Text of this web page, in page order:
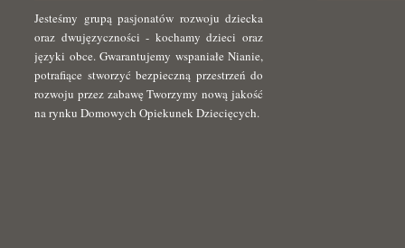
Jesteśmy grupą pasjonatów rozwoju dziecka
oraz dwujęzyczności - kochamy dzieci oraz
języki obce. Gwarantujemy wspaniałe Nianie,
potrafiące stworzyć bezpieczną przestrzeń do
rozwoju przez zabawę Tworzymy nową jakość
na rynku Domowych Opiekunek Dziecięcych.